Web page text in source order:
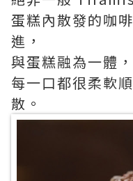
蛋糕內散發的咖
進，
與蛋糕融為一體
每一口都很柔軟
散。